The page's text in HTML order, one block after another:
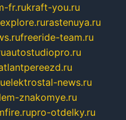
fr.rukraft-you.ru
rastenuya.ru
freeride-team.ru
autostudiopro.ru
elektrostal-news.ru
znakomye.ru
pro-otdelky.ru